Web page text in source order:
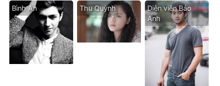
Bình An Thu Quỳnh
Diễn viên Bảo
Anh